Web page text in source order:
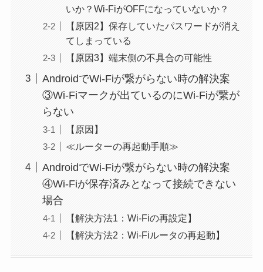
いか？Wi-FiがOFFになっていないか？
【原因2】保存していたパスワードが消え
てしまっている
【原因3】端末側の不具合の可能性
AndroidでWi-Fiが繋がらない時の解決案
③Wi-Fiマークが出ているのにWi-Fiが繋が
らない
【原因】
≪ルーターの再起動手順≫
AndroidでWi-Fiが繋がらない時の解決案
④Wi-Fiが保存済みとなって接続できない
場合
【解決方法1：Wi-Fiの再設定】
【解決方法2：Wi-Fiルータの再起動】